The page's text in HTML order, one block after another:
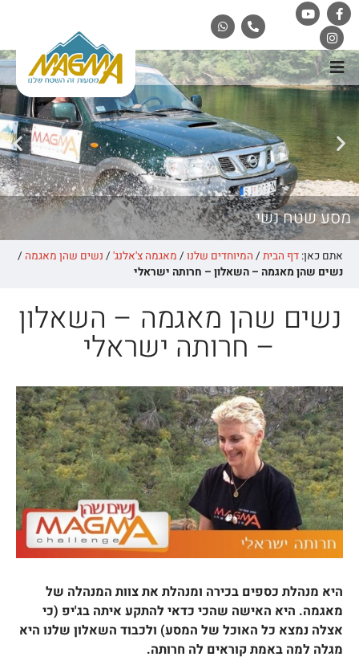
מסע שטח נשי
אתם כאן: דף הבית / המיוחדים שלנו / מאגמה צ'אלנג' / נשים שהן מאגמה /
נשים שהן מאגמה – השאלון – חרותה ישראלי
נשים שהן מאגמה – השאלון
– חרותה ישראלי
היא מנהלת כספים בכירה ומנהלת את צוות המנהלה של
מאגמה. היא האישה שהכי כדאי להתקע איתה בג'יפ (כי
אצלה נמצא כל האוכל של המסע) ולכבוד השאלון שלנו היא
מגלה למה באמת קוראים לה חרותה.